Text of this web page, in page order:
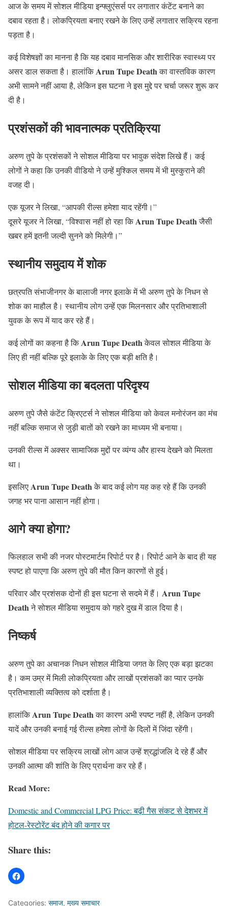
आज के समय में सोशल मीडिया इन्फ्लुएंसर्स पर लगातार कंटेंट बनाने का
दबाव रहता है। लोकप्रियता बनाए रखने के लिए उन्हें लगातार सक्रिय रहना
पड़ता है।
कई विशेषज्ञों का मानना है कि यह दबाव मानसिक और शारीरिक स्वास्थ्य पर
असर डाल सकता है। हालांकिArun Tupe Deathका वास्तविक कारण
अभी सामने नहीं आया है, लेकिन इस घटना ने इस मुद्दे पर चर्चा जरूर शुरू कर
दी है।
प्रशंसकों की भावनात्मक प्रतिक्रिया
अरुण तुपे के प्रशंसकों ने सोशल मीडिया पर भावुक संदेश लिखे हैं। कई
लोगों ने कहा कि उनकी वीडियो ने उन्हें मुश्किल समय में भी मुस्कुराने की
वजह दी।
एक यूजर ने लिखा, “आपकी रील्स हमेशा याद रहेंगी।”
दूसरे यूजर ने लिखा, “विश्वास नहीं हो रहा किArun Tupe Deathजैसी
खबर हमें इतनी जल्दी सुनने को मिलेगी।”
स्थानीय समुदाय में शोक
छत्रपति संभाजीनगर के बालाजी नगर इलाके में भी अरुण तुपे के निधन से
शोक का माहौल है। स्थानीय लोग उन्हें एक मिलनसार और प्रतिभाशाली
युवक के रूप में याद कर रहे हैं।
कई लोगों का कहना है किArun Tupe Deathकेवल सोशल मीडिया के
लिए ही नहीं बल्कि पूरे इलाके के लिए एक बड़ी क्षति है।
सोशल मीडिया का बदलता परिदृश्य
अरुण तुपे जैसे कंटेंट क्रिएटर्स ने सोशल मीडिया को केवल मनोरंजन का मंच
नहीं बल्कि समाज से जुड़ी बातों को रखने का माध्यम भी बनाया।
उनकी रील्स में अक्सर सामाजिक मुद्दों पर व्यंग्य और हास्य देखने को मिलता
था।
इसलिए Arun Tupe Deathके बाद कई लोग यह कह रहे हैं कि उनकी
जगह भर पाना आसान नहीं होगा।
आगे क्या होगा?
फिलहाल सभी की नजर पोस्टमार्टम रिपोर्ट पर है। रिपोर्ट आने के बाद ही यह
स्पष्ट हो पाएगा कि अरुण तुपे की मौत किन कारणों से हुई।
परिवार और प्रशंसक दोनों ही इस घटना से सदमे में हैं। Arun Tupe
Deathने सोशल मीडिया समुदाय को गहरे दुख में डाल दिया है।
निष्कर्ष
अरुण तुपे का अचानक निधन सोशल मीडिया जगत के लिए एक बड़ा झटका
है। कम उम्र में मिली लोकप्रियता और लाखों प्रशंसकों का प्यार उनके
प्रतिभाशाली व्यक्तित्व को दर्शाता है।
हालांकिArun Tupe Deathका कारण अभी स्पष्ट नहीं है, लेकिन उनकी
यादें और उनकी बनाई गई रील्स हमेशा लोगों के दिलों में जिंदा रहेंगी।
सोशल मीडिया पर सक्रिय लाखों लोग आज उन्हें श्रद्धांजलि दे रहे हैं और
उनकी आत्मा की शांति के लिए प्रार्थना कर रहे हैं।
Read More:
Domestic and Commercial LPG Price: बढ़ी गैस संकट से देशभर में
होटल-रेस्टोरेंट बंद होने की कगार पर
Share this:
Categories: समाज, मुख्य समाचार